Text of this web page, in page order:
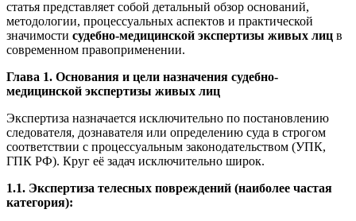
статья представляет собой детальный обзор оснований,
методологии, процессуальных аспектов и практической
значимости судебно-медицинской экспертизы живых лиц в
современном правоприменении.
Глава 1. Основания и цели назначения судебно-
медицинской экспертизы живых лиц
Экспертиза назначается исключительно по постановлению
следователя, дознавателя или определению суда в строгом
соответствии с процессуальным законодательством (УПК,
ГПК РФ). Круг её задач исключительно широк.
1.1. Экспертиза телесных повреждений (наиболее частая
категория):